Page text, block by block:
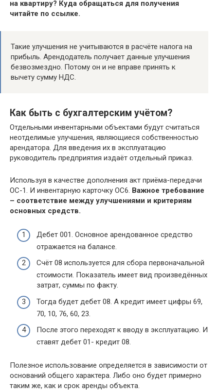
на квартиру? Куда обращаться для получения
читайте по ссылке.
Такие улучшения не учитываются в расчёте налога на
прибыль. Арендодатель получает данные улучшения
безвозмездно. Потому он и не вправе принять к
вычету сумму НДС.
Как быть с бухгалтерским учётом?
Отдельными инвентарными объектами будут считаться
неотделимые улучшения, являющиеся собственностью
арендатора. Для введения их в эксплуатацию
руководитель предприятия издаёт отдельный приказ.
Используя в качестве дополнения акт приёма-передачи
ОС-1. И инвентарную карточку ОС6. Важное требование
– соответствие между улучшениями и критериям
основных средств.
Дебет 001. Основное арендованное средство
отражается на балансе.
Счёт 08 используется для сбора первоначальной
стоимости. Показатель имеет вид произведённых
затрат, суммы по факту.
Тогда будет дебет 08. А кредит имеет цифры 69,
70, 10, 76, 60, 23.
После этого переходят к вводу в эксплуатацию. И
ставят дебет 01- кредит 08.
Полезное использование определяется в зависимости от
оснований общего характера. Либо оно будет примерно
таким же, как и срок аренды объекта.